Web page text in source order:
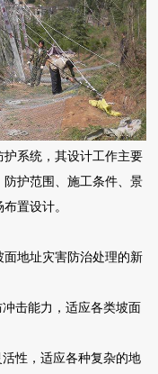
系统，其设计工作主要
护范围、施工条件、景
置设计。
地址灾害防治处理的新
击能力，适应各类坡面
性，适应各种复杂的地